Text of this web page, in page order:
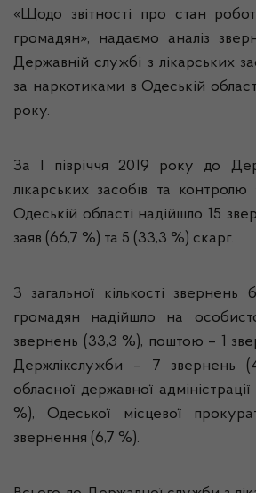
«Щодо звітності про стан
громадян», надаємо аналіз
Державній службі з лікарських
за наркотиками в Одеській
року.
За І півріччя 2019 року до
лікарських засобів та
Одеській області надійшло 15
заяв (66,7 %) та 5 (33,3 %) скарг.
З загальної кількості звернень
громадян надійшло на
звернень (33,3 %), поштою – 1
Держлікслужби – 7 звернень
обласної державної
%), Одеської місцевої
звернення (6,7 %).